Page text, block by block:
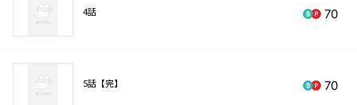
4話 70
5話【完】 70